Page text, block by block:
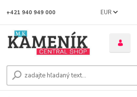
EUR
+421 940 949 000